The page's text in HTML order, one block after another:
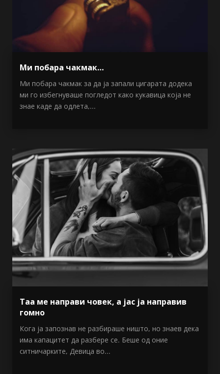
Ми побара чакмак…
Ми побара чакмак за да ја запали цигарата додека
ми го избегнуваше погледот како кукавица која не
знае каде да одлета,...
Таа ме направи човек, а јас ја направив
гомно
Кога ја запознав не разбираше ништо, но знаев дека
има капацитет да разбере се. Беше од оние
ситничарките, Девица во...